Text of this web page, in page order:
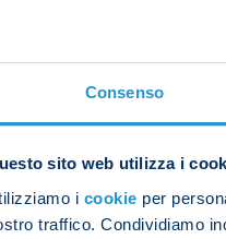
Consenso
sito web utilizza i
i cookie per
traffico. Condividiamo
Scoring my first
Lecce. Here are his
put in a great
the road to success.”
playing alongside
as a team to perfect